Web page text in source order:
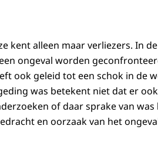
kent alleen maar verliezers. In
ongeval worden
ook geleid tot een schok in de
was betekent niet dat er
of daar sprake van
en oorzaak van het